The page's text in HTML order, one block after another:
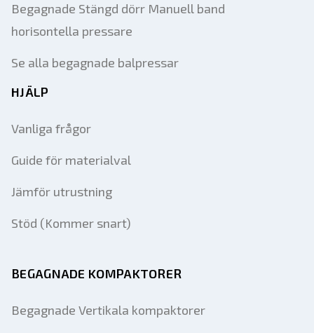
Begagnade Stängd dörr Manuell band
horisontella pressare
Se alla begagnade balpressar
HJÄLP
Vanliga frågor
Guide för materialval
Jämför utrustning
Stöd (Kommer snart)
BEGAGNADE KOMPAKTORER
Begagnade Vertikala kompaktorer